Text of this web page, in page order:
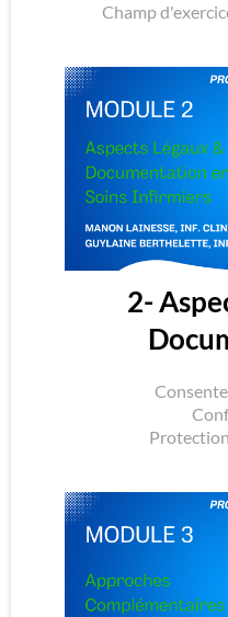
Champ
2-